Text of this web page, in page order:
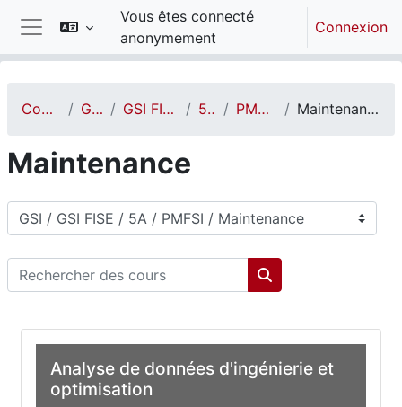
Passer au contenu principal
Panneau latéral
Vous êtes connecté
anonymement
Connexion
Cours GSI GSI FISE 5A PMFSI Maintenance
Maintenance
Catégories de cours
Rechercher des cours
Rechercher des
Analyse de données d'ingénierie et
optimisation